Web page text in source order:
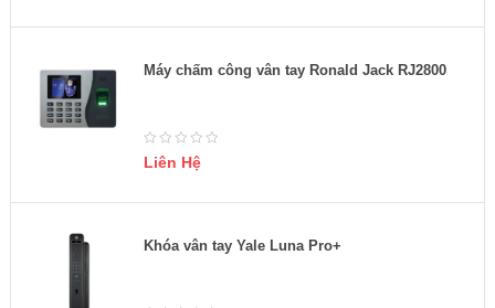
Máy chấm công vân tay Ronald Jack RJ2800
Liên Hệ
Khóa vân tay Yale Luna Pro+